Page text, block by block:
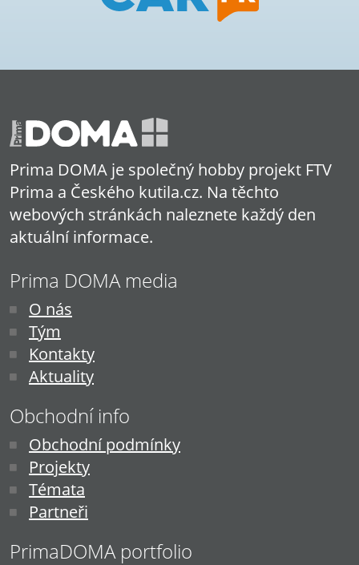
Prima DOMA je společný hobby projekt FTV
Prima a Českého kutila.cz. Na těchto
webových stránkách naleznete každý den
aktuální informace.
Prima DOMA media
O nás
Tým
Kontakty
Aktuality
Obchodní info
Obchodní podmínky
Projekty
Témata
Partneři
PrimaDOMA portfolio